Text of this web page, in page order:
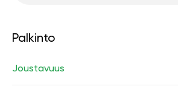
Palkinto
Joustavuus